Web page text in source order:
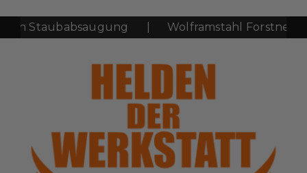
Staubabsaugung Wolframstahl